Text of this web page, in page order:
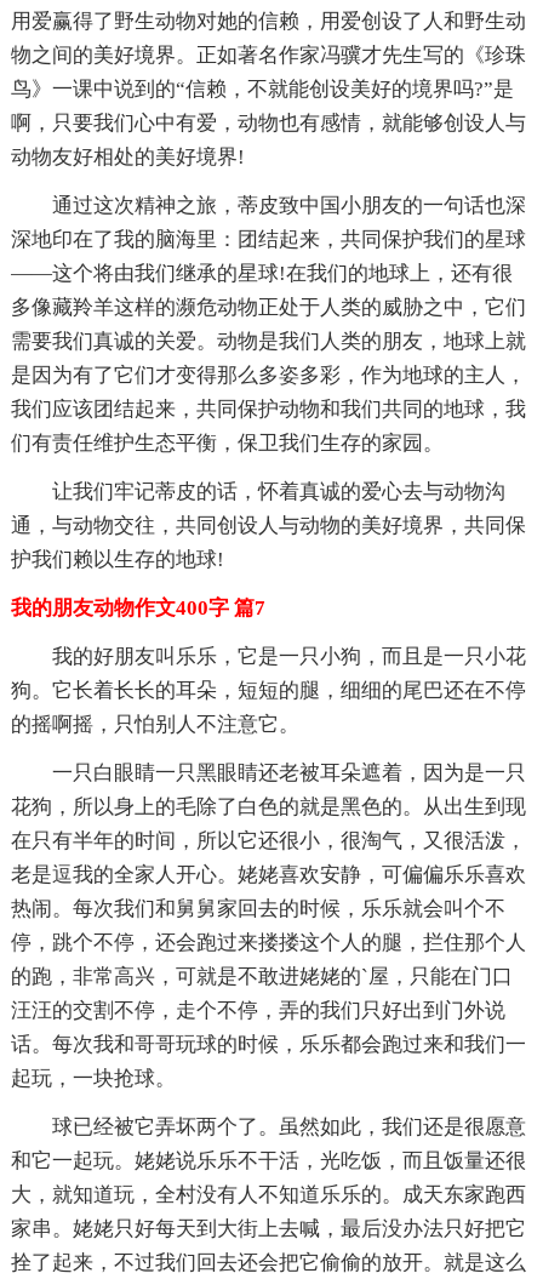
用爱赢得了野生动物对她的信赖，用爱创设了人和野生动
物之间的美好境界。正如著名作家冯骥才先生写的《珍珠
鸟》一课中说到的“信赖，不就能创设美好的境界吗?”是
啊，只要我们心中有爱，动物也有感情，就能够创设人与
动物友好相处的美好境界!
通过这次精神之旅，蒂皮致中国小朋友的一句话也深
深地印在了我的脑海里：团结起来，共同保护我们的星球
——这个将由我们继承的星球!在我们的地球上，还有很
多像藏羚羊这样的濒危动物正处于人类的威胁之中，它们
需要我们真诚的关爱。动物是我们人类的朋友，地球上就
是因为有了它们才变得那么多姿多彩，作为地球的主人，
我们应该团结起来，共同保护动物和我们共同的地球，我
们有责任维护生态平衡，保卫我们生存的家园。
让我们牢记蒂皮的话，怀着真诚的爱心去与动物沟
通，与动物交往，共同创设人与动物的美好境界，共同保
护我们赖以生存的地球!
我的朋友动物作文400字 篇7
我的好朋友叫乐乐，它是一只小狗，而且是一只小花
狗。它长着长长的耳朵，短短的腿，细细的尾巴还在不停
的摇啊摇，只怕别人不注意它。
一只白眼睛一只黑眼睛还老被耳朵遮着，因为是一只
花狗，所以身上的毛除了白色的就是黑色的。从出生到现
在只有半年的时间，所以它还很小，很淘气，又很活泼，
老是逗我的全家人开心。姥姥喜欢安静，可偏偏乐乐喜欢
热闹。每次我们和舅舅家回去的时候，乐乐就会叫个不
停，跳个不停，还会跑过来搂搂这个人的腿，拦住那个人
的跑，非常高兴，可就是不敢进姥姥的`屋，只能在门口
汪汪的交割不停，走个不停，弄的我们只好出到门外说
话。每次我和哥哥玩球的时候，乐乐都会跑过来和我们一
起玩，一块抢球。
球已经被它弄坏两个了。虽然如此，我们还是很愿意
和它一起玩。姥姥说乐乐不干活，光吃饭，而且饭量还很
大，就知道玩，全村没有人不知道乐乐的。成天东家跑西
家串。姥姥只好每天到大街上去喊，最后没办法只好把它
拴了起来，不过我们回去还会把它偷偷的放开。就是这么